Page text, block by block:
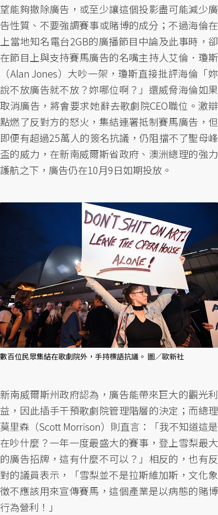
望能夠撤除廣告，或至少讓這個投影盡可能減少廣
告性質、不要強調賽事或賭博的成分；不過海倫在
上當地知名電台2GB的廣播節目中論及此事時，卻
在節目上與支持賽馬廣告的名嘴主持人艾倫．瓊斯
（Alan Jones）大吵一架，瓊斯直接批評海倫「妳
說不放廣告就不放？妳哪位啊？」還威脅海倫如果
取消廣告，將會要求她辭去歌劇院CEO職位。激辯
點燃了反對方的怒火，集結連署抵制賽馬廣告，但
即便有超過25萬人的簽名抗議，仍阻擋不了聖母峰
盃的威力，在新南威爾斯省政府、澳洲總理的強力
護航之下，廣告仍在10月9日如期投放。
數百位民眾集結在歌劇院外，手持標語抗議。 圖／歐新社
新南威爾斯州政府認為，廣告能帶來巨大的觀光利
益，因此插手干預歌劇院管理階層的決定；而總理
莫里森（Scott Morrison）則直言：「我不知道這是
在吵什麼？一年一度最盛大的賽事，登上雪梨最大
的廣告招牌，這有什麼不可以？」相反的，也有反
對的議員表示，「雪梨並不是拉斯維加斯，文化象
徵不應該用來宣傳賽馬，這個產業是以病態的賭博
行為營利！」